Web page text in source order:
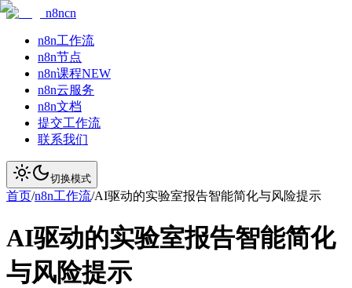
n8ncn
n8n工作流
n8n节点
n8n课程NEW
n8n云服务
n8n文档
提交工作流
联系我们
切换模式
首页/n8n工作流/AI驱动的实验室报告智能简化与风险提示
AI驱动的实验室报告智能简化
与风险提示